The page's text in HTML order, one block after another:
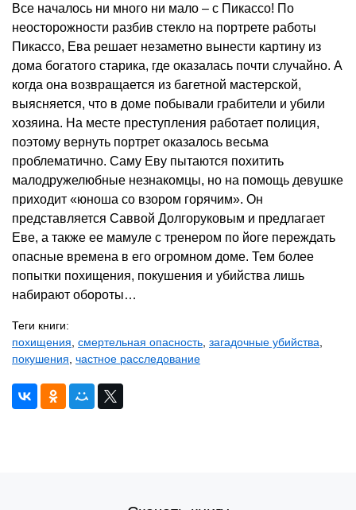
Все началось ни много ни мало – с Пикассо! По
неосторожности разбив стекло на портрете работы
Пикассо, Ева решает незаметно вынести картину из
дома богатого старика, где оказалась почти случайно. А
когда она возвращается из багетной мастерской,
выясняется, что в доме побывали грабители и убили
хозяина. На месте преступления работает полиция,
поэтому вернуть портрет оказалось весьма
проблематично. Саму Еву пытаются похитить
малодружелюбные незнакомцы, но на помощь девушке
приходит «юноша со взором горячим». Он
представляется Саввой Долгоруковым и предлагает
Еве, а также ее мамуле с тренером по йоге переждать
опасные времена в его огромном доме. Тем более
попытки похищения, покушения и убийства лишь
набирают обороты…
Теги книги:
похищения смертельная опасность загадочные убийства
покушения частное расследование